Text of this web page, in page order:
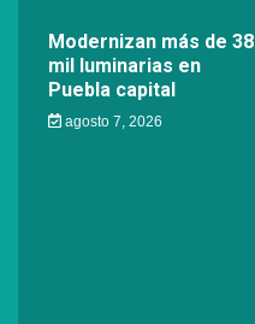
Modernizan más de 38
mil luminarias en
Puebla capital
agosto 7, 2026